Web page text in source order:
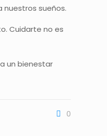
sueños.
Cuidarte no es
un bienestar
0